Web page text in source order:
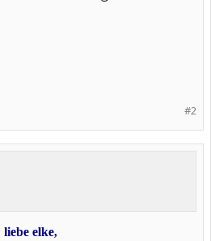
#2
liebe elke,